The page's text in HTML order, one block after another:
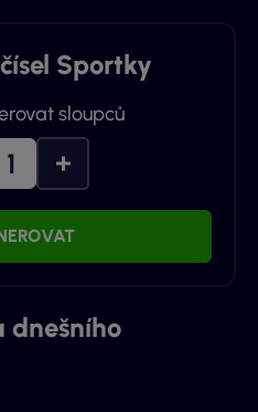
Sportky
sloupců
dnešního